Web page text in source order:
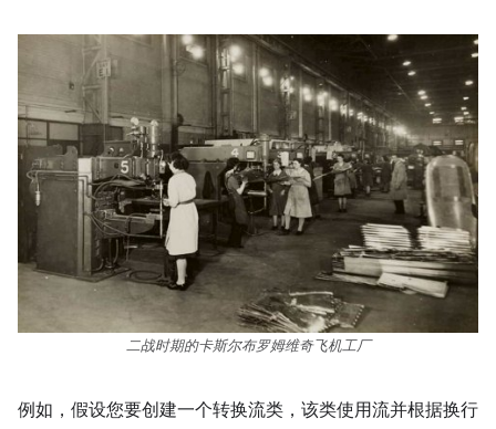
二战时期的卡斯尔布罗姆维奇飞机工厂
例如，假设您要创建一个转换流类，该类使用流并根据换行